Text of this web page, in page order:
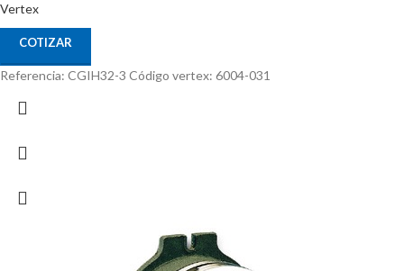
Vertex
COTIZAR
Referencia: CGIH32-3 Código vertex: 6004-031